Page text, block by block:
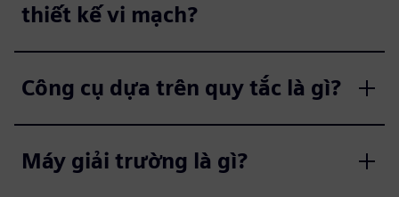
thiết kế vi mạch?
Công cụ dựa trên quy tắc là gì?
Máy giải trường là gì?